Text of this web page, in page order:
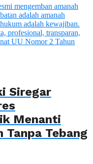
Siregar
Menanti
Tanpa Tebang